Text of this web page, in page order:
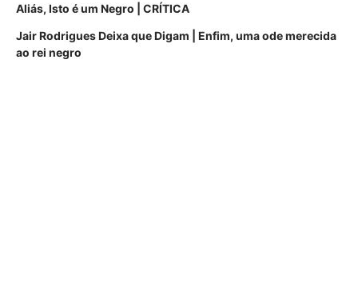
Aliás, Isto é um Negro | CRÍTICA
Jair Rodrigues Deixa que Digam | Enfim, uma ode merecida
ao rei negro